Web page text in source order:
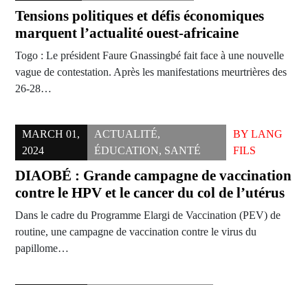
Tensions politiques et défis économiques
marquent l’actualité ouest-africaine
Togo : Le président Faure Gnassingbé fait face à une nouvelle
vague de contestation. Après les manifestations meurtrières des
26-28…
MARCH 01,
2024
ACTUALITÉ,
ÉDUCATION, SANTÉ
BY LANG
FILS
DIAOBÉ : Grande campagne de vaccination
contre le HPV et le cancer du col de l’utérus
Dans le cadre du Programme Elargi de Vaccination (PEV) de
routine, une campagne de vaccination contre le virus du
papillome…